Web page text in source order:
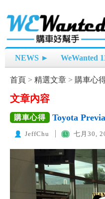
NEWS ► WeWanted
首頁 > 精選文章 > 購車心
文章內容
購車心得 Toyota
JeffChu 七月30,